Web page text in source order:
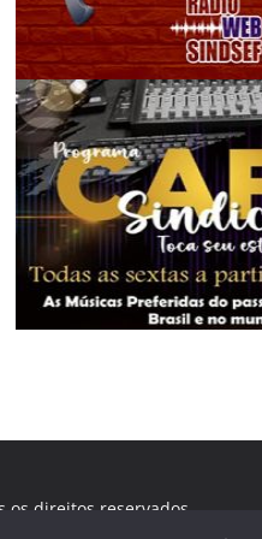
os direitos reservados.